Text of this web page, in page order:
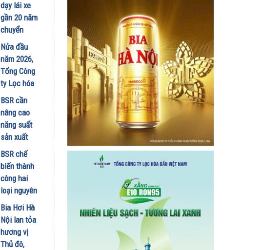
dạy lái xe
gần 20 năm
chuyển
sang dùng
Limo
Green: Tôi
đã hiểu vì
sao xe điện
ngày càng
xuất hiện
nhiều trên
đường
28/07/2026
Nửa đầu
năm 2026,
Tổng Công
ty Lọc hóa
dầu Việt
Nam lập kỷ
lục sản
lượng và
27/07/2026
BSR cần
nâng cao
năng suất
sản xuất
E100 phục
vụ lộ trình
phát triển
nhiên liệu
sinh học
22/07/2026
BSR chế
biến thành
công hai
loại nguyên
liệu mới,
tối ưu hiệu
quả sản
xuất kinh
Bia Hơi Hà
Nội lan tỏa
hương vị
Thủ đô,